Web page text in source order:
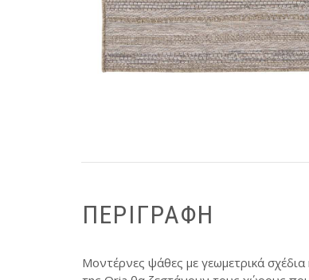
ΠΕΡΙΓΡΑΦΉ
Μοντέρνες ψάθες με γεωμετρικά